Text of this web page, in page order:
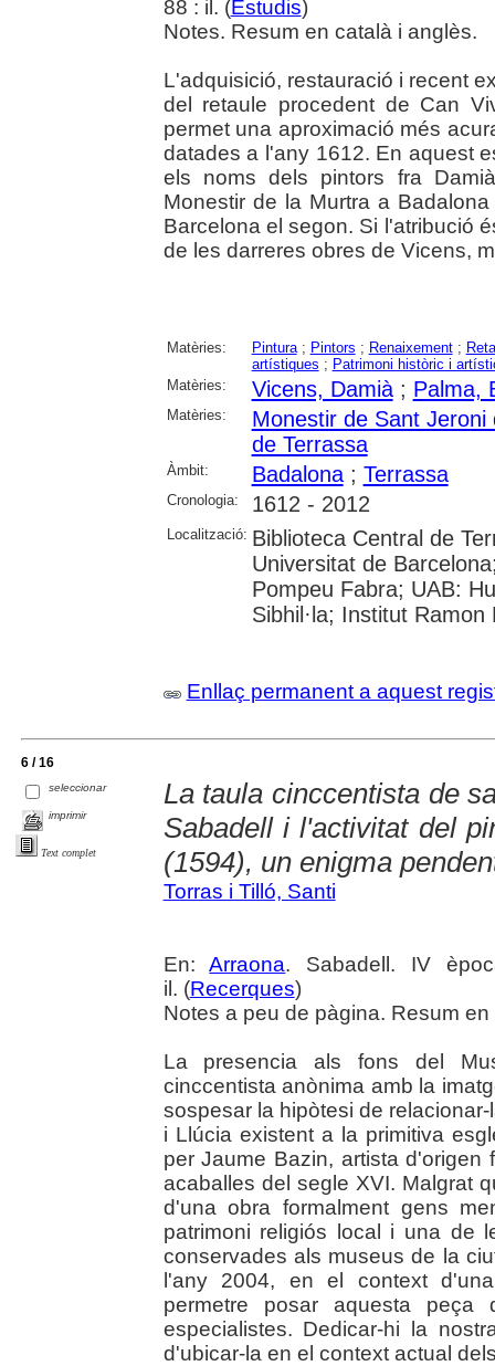
88 : il. (Estudis)
Notes. Resum en català i anglès.
L'adquisició, restauració i recent
del retaule procedent de Can
permet una aproximació més
datades a l'any 1612. En aquest
els noms dels pintors fra
Monestir de la Murtra a
Barcelona el segon. Si l'atribució
de les darreres obres de Vicens,
Matèries: Pintura; Pintors ; Renaixement;
artístiques ; Patrimoni històric i
Matèries:
Vicens, Damià; Palma,
Matèries:
Monestir de Sant
de Terrassa
Àmbit: Badalona; Terrassa
Cronologia: 1612 - 2012
Localització: Biblioteca Central de
Universitat de
Pompeu Fabra; UAB:
Sibhil·la; Institut
Enllaç permanent a aquest
6 / 16
seleccionar
imprimir
Text complet
La taula cinccentista de
Sabadell i l'activitat del
(1594), un enigma
Torras i Tilló, Santi
En:Arraona. Sabadell. IV
il. (Recerques)
Notes a peu de pàgina. Resum
La presencia als fons del
cinccentista anònima amb la
sospesar la hipòtesi de
i Llúcia existent a la primitiva
per Jaume Bazin, artista
acaballes del segle XVI. Malgrat
d'una obra formalment gens
patrimoni religiós local i una de
conservades als museus de la
l'any 2004, en el context
permetre posar aquesta
especialistes. Dedicar-hi la
d'ubicar-la en el context actual